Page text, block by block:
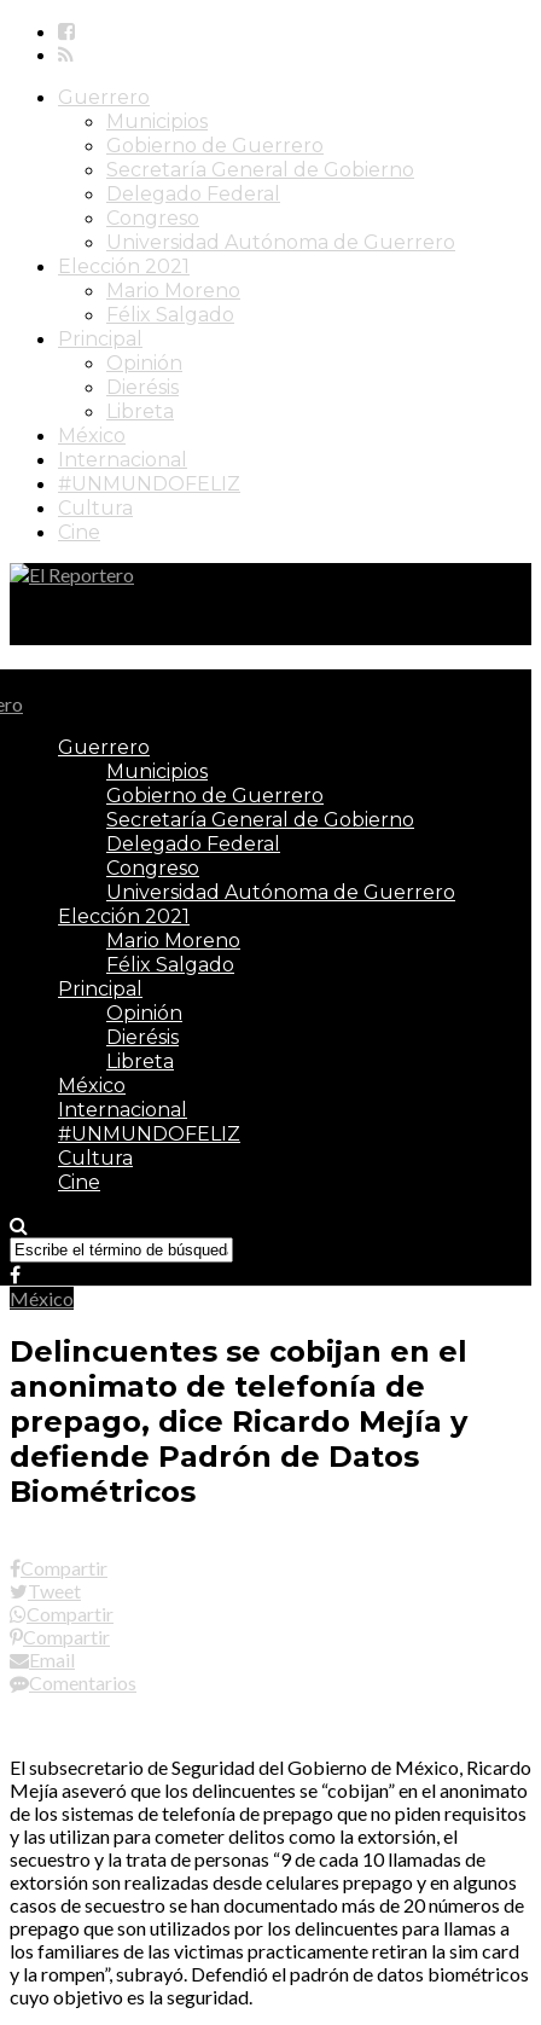
Guerrero
Municipios
Gobierno de Guerrero
Secretaría General de Gobierno
Delegado Federal
Congreso
Universidad Autónoma de Guerrero
Elección 2021
Mario Moreno
Félix Salgado
Principal
Opinión
Dierésis
Libreta
México
Internacional
#UNMUNDOFELIZ
Cultura
Cine
Guerrero
Municipios
Gobierno de Guerrero
Secretaría General de Gobierno
Delegado Federal
Congreso
Universidad Autónoma de Guerrero
Elección 2021
Mario Moreno
Félix Salgado
Principal
Opinión
Dierésis
Libreta
México
Internacional
#UNMUNDOFELIZ
Cultura
Cine
México
Delincuentes se cobijan en el
anonimato de telefonía de
prepago, dice Ricardo Mejía y
defiende Padrón de Datos
Biométricos
Compartir
Tweet
Compartir
Compartir
Email
Comentarios
El subsecretario de Seguridad del Gobierno de México, Ricardo
Mejía aseveró que los delincuentes se “cobijan” en el anonimato
de los sistemas de telefonía de prepago que no piden requisitos
y las utilizan para cometer delitos como la extorsión, el
secuestro y la trata de personas “9 de cada 10 llamadas de
extorsión son realizadas desde celulares prepago y en algunos
casos de secuestro se han documentado más de 20 números de
prepago que son utilizados por los delincuentes para llamas a
los familiares de las victimas practicamente retiran la sim card
y la rompen”, subrayó. Defendió el padrón de datos biométricos
cuyo objetivo es la seguridad.